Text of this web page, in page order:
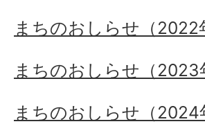
まちのおしらせ（2022
まちのおしらせ（2023
まちのおしらせ（2024